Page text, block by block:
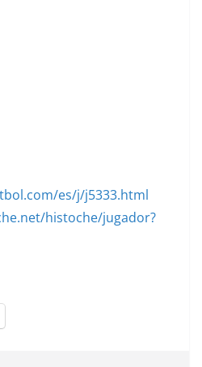
es/j/j5333.html
histoche/jugador?